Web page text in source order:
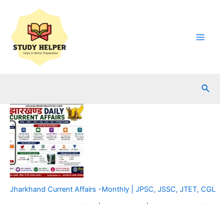
content
Jharkhand Current Affairs -Monthly | JPSC, JSSC, JTET, CGL